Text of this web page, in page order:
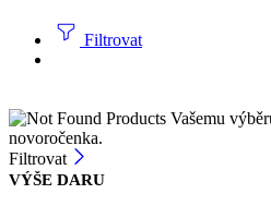
Filtrovat
Vašemu
novoročenka.
Filtrovat
VÝŠE DARU